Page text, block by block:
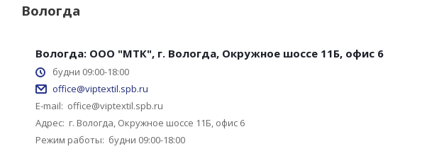
Вологда
Вологда: ООО "МТК", г. Вологда, Окружное шоссе 11Б, офис 6
будни 09:00-18:00
office@viptextil.spb.ru
E-mail: office@viptextil.spb.ru
Адрес: г. Вологда, Окружное шоссе 11Б, офис 6
Режим работы: будни 09:00-18:00